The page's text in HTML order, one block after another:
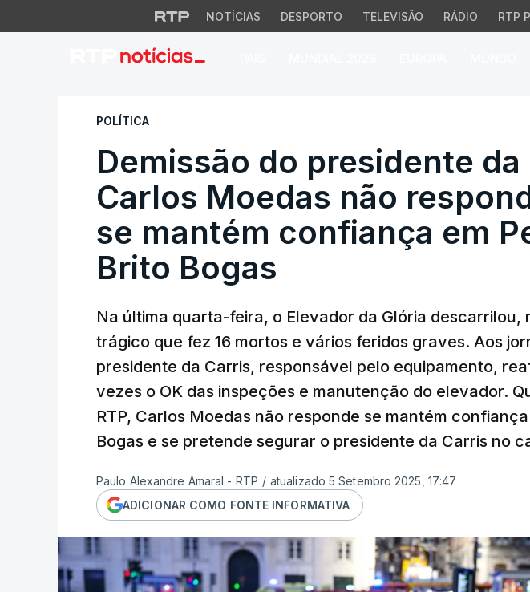
NOTÍCIAS DESPORTO TELEVISÃO RÁDIO RTP
Demissão do presidente da
POLÍTICA
Demissão do presidente da
Carlos Moedas não
se mantém confiança em
Brito Bogas
Na última quarta-feira, o Elevador da Glória descarrilou,
trágico que fez 16 mortos e vários feridos graves. Aos
presidente da Carris, responsável pelo equipamento,
vezes o OK das inspeções e manutenção do elevador.
RTP, Carlos Moedas não responde se mantém
Bogas e se pretende segurar o presidente da Carris no
Paulo Alexandre Amaral - RTP / atualizado 5 Setembro 2025, 17:47
ADICIONAR COMO FONTE INFORMATIVA